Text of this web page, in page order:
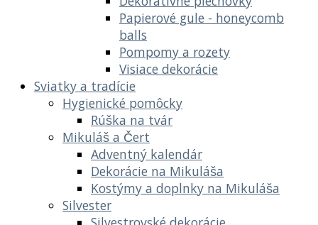
Papierové gule - honeycomb
balls
Pompomy a rozety
Visiace dekorácie
Sviatky a tradície
Hygienické pomôcky
Rúška na tvár
Mikuláš a Čert
Adventný kalendár
Dekorácie na Mikuláša
Kostýmy a doplnky na Mikuláša
Silvester